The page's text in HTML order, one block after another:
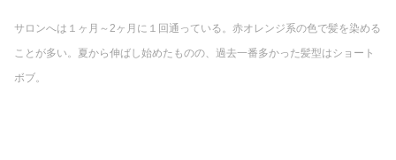
サロンへは１ヶ月～2ヶ月に１回通っている。赤オレンジ系の色で髪を染める
ことが多い。夏から伸ばし始めたものの、過去一番多かった髪型はショート
ボブ。